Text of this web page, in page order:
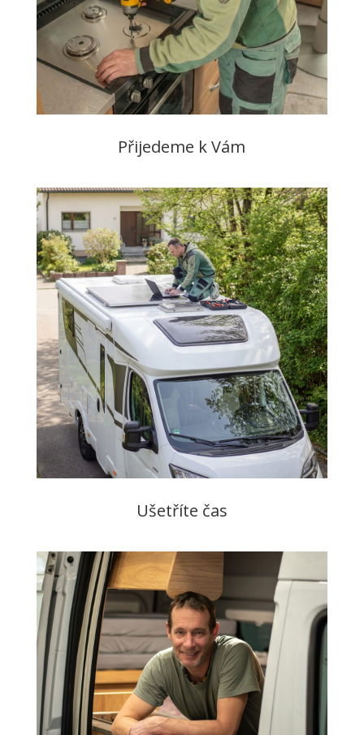
Přijedeme k Vám
Ušetříte čas